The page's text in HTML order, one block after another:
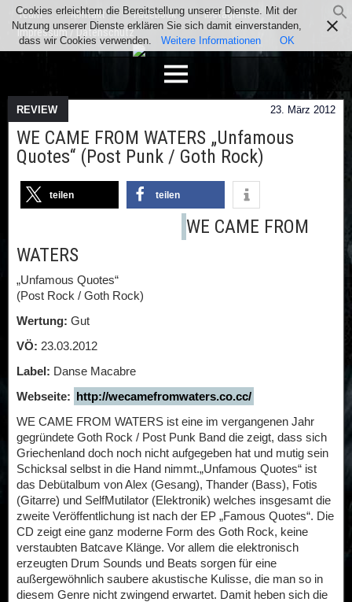
Team Kontakt Facebook
Instagram
Impressum / Datenschutz
REVIEW 23. März 2012
WE CAME FROM WATERS „Unfamous
Quotes“ (Post Punk / Goth Rock)
teilen teilen
WE CAME FROM
WATERS
„Unfamous Quotes“
(Post Rock / Goth Rock)
Wertung: Gut
VÖ: 23.03.2012
Label: Danse Macabre
Webseite: http://wecamefromwaters.co.cc/
WE CAME FROM WATERS ist eine im vergangenen Jahr
gegründete Goth Rock / Post Punk Band die zeigt, dass sich
Griechenland doch noch nicht aufgegeben hat und mutig sein
Schicksal selbst in die Hand nimmt.„Unfamous Quotes“ ist
das Debütalbum von Alex (Gesang), Thander (Bass), Fotis
(Gitarre) und SelfMutilator (Elektronik) welches insgesamt die
zweite Veröffentlichung ist nach der EP „Famous Quotes“. Die
CD zeigt eine ganz moderne Form des Goth Rock, keine
verstaubten Batcave Klänge. Vor allem die elektronisch
erzeugten Drum Sounds und Beats sorgen für eine
außergewöhnlich saubere akustische Kulisse, die man so in
diesem Genre nicht zwingend erwartet. Damit heben sich die
Cookies erleichtern die Bereitstellung unserer Dienste. Mit der
Nutzung unserer Dienste erklären Sie sich damit einverstanden,
dass wir Cookies verwenden.
Weitere Informationen OK